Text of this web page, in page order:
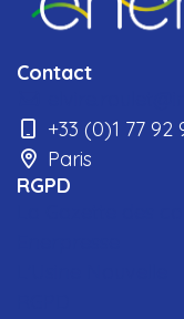
Contact
+33 (0)1 77 92
Paris
RGPD